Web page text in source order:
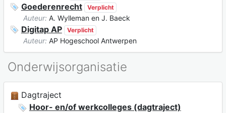
Goederenrecht Verplicht
Auteur: A. Wylleman en J. Baeck
Digitap AP Verplicht
Auteur: AP Hogeschool Antwerpen
Onderwijsorganisatie
Dagtraject
Hoor- en/of werkcolleges (dagtraject)